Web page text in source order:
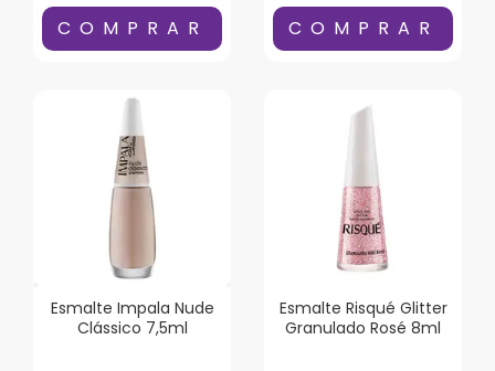
Esmalte Impala Nude
Clássico 7,5ml
Esmalte Risqué Glitter
Granulado Rosé 8ml